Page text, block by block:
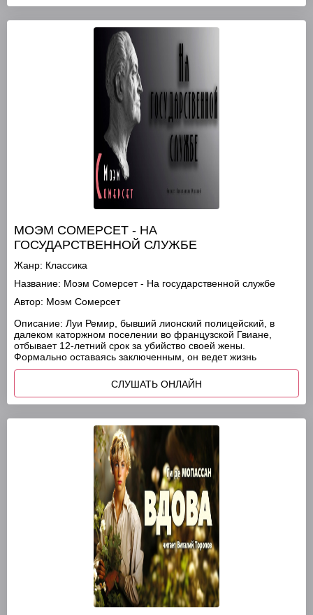
МОЭМ СОМЕРСЕТ - НА
ГОСУДАРСТВЕННОЙ СЛУЖБЕ
Жанр: Классика
Название: Моэм Сомерсет - На государственной службе
Автор: Моэм Сомерсет
Описание: Луи Ремир, бывший лионский полицейский, в
далеком каторжном поселении во французской Гвиане,
отбывает 12-летний срок за убийство своей жены.
Формально оставаясь заключенным, он ведет жизнь
СЛУШАТЬ ОНЛАЙН